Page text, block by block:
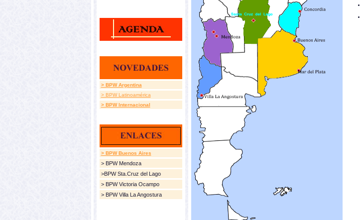
> BPW Argentina
> BPW Latinoamérica
> BPW Internacional
> BPW Buenos Aires
> BPW Mendoza
>BPW Sta.Cruz del Lago
> BPW Victoria Ocampo
> BPW Villa La Angostura